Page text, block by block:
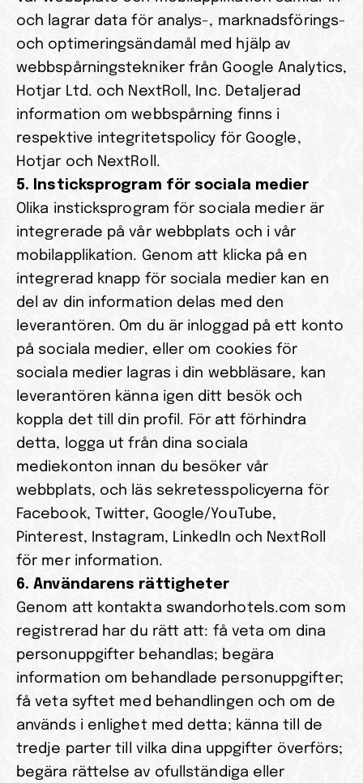
och lagrar data för analys-, marknadsförings-
och optimeringsändamål med hjälp av
webbspårningstekniker från Google Analytics,
Hotjar Ltd. och NextRoll, Inc. Detaljerad
information om webbspårning finns i
respektive integritetspolicy för Google,
Hotjar och NextRoll.
5. Insticksprogram för sociala medier
Olika insticksprogram för sociala medier är
integrerade på vår webbplats och i vår
mobilapplikation. Genom att klicka på en
integrerad knapp för sociala medier kan en
del av din information delas med den
leverantören. Om du är inloggad på ett konto
på sociala medier, eller om cookies för
sociala medier lagras i din webbläsare, kan
leverantören känna igen ditt besök och
koppla det till din profil. För att förhindra
detta, logga ut från dina sociala
mediekonton innan du besöker vår
webbplats, och läs sekretesspolicyerna för
Facebook, Twitter, Google/YouTube,
Pinterest, Instagram, LinkedIn och NextRoll
för mer information.
6. Användarens rättigheter
Genom att kontakta swandorhotels.com som
registrerad har du rätt att: få veta om dina
personuppgifter behandlas; begära
information om behandlade personuppgifter;
få veta syftet med behandlingen och om de
används i enlighet med detta; känna till de
tredje parter till vilka dina uppgifter överförs;
begära rättelse av ofullständiga eller